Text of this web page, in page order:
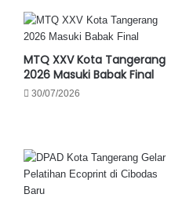
MTQ XXV Kota Tangerang
2026 Masuki Babak Final
30/07/2026